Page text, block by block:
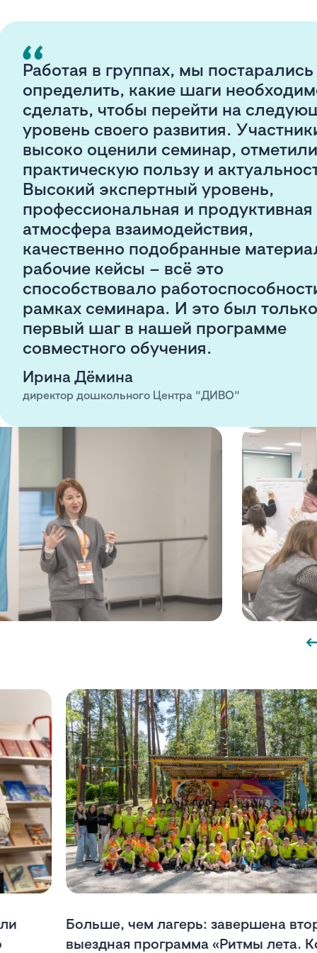
Работая в группах, мы постарались
определить, какие шаги
сделать, чтобы перейти на
уровень своего развития.
высоко оценили семинар,
практическую пользу и
Высокий экспертный уровень,
профессиональная и продуктивная
атмосфера взаимодействия,
качественно подобранные
рабочие кейсы – всё это
способствовало
рамках семинара. И это был только
первый шаг в нашей программе
совместного обучения.
Ирина Дёмина
директор дошкольного Центра "ДИВО"
Больше, чем лагерь: завершена
выездная программа «Ритмы лета.